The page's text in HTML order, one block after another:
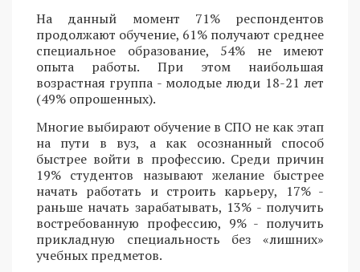
На данный момент 71% респондентов
продолжают обучение, 61% получают среднее
специальное образование, 54% не имеют
опыта работы. При этом наибольшая
возрастная группа - молодые люди 18-21 лет
(49% опрошенных).
Многие выбирают обучение в СПО не как этап
на пути в вуз, а как осознанный способ
быстрее войти в профессию. Среди причин
19% студентов называют желание быстрее
начать работать и строить карьеру, 17% -
раньше начать зарабатывать, 13% - получить
востребованную профессию, 9% - получить
прикладную специальность без «лишних»
учебных предметов.